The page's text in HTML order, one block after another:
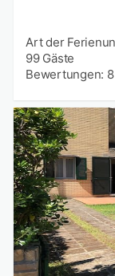
Art der
99 Gäste
Bewertungen: 8